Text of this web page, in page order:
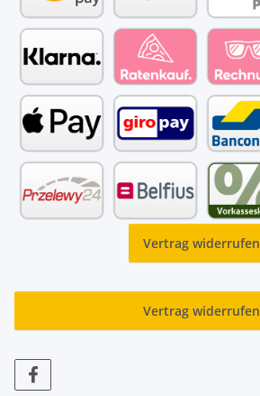
Vertrag widerrufen
Vertrag widerrufen